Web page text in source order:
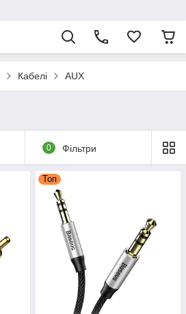
Кабелі AUX
0 Фільтри
Топ